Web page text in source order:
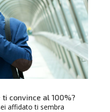
convince al 100%?
affidato ti sembra